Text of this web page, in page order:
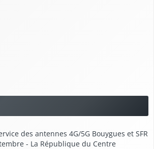
des antennes 4G/5G Bouygues et SFR
- La République du Centre